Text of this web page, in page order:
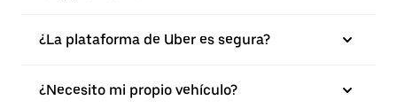
¿La plataforma de Uber es segura?
¿Necesito mi propio vehículo?